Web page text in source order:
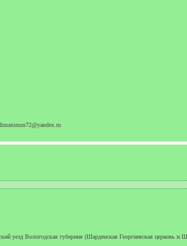
уезд Вологодская губерния (Шарденская Георгиевская церковь